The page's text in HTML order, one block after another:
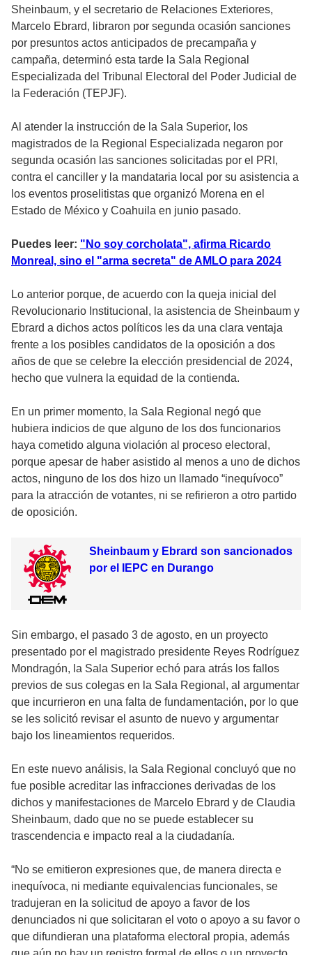
Sheinbaum, y el secretario de Relaciones Exteriores,
Marcelo Ebrard, libraron por segunda ocasión sanciones
por presuntos actos anticipados de precampaña y
campaña, determinó esta tarde la Sala Regional
Especializada del Tribunal Electoral del Poder Judicial de
la Federación (TEPJF).
Al atender la instrucción de la Sala Superior, los
magistrados de la Regional Especializada negaron por
segunda ocasión las sanciones solicitadas por el PRI,
contra el canciller y la mandataria local por su asistencia a
los eventos proselitistas que organizó Morena en el
Estado de México y Coahuila en junio pasado.
Puedes leer: "No soy corcholata", afirma Ricardo
Monreal, sino el "arma secreta" de AMLO para 2024
Lo anterior porque, de acuerdo con la queja inicial del
Revolucionario Institucional, la asistencia de Sheinbaum y
Ebrard a dichos actos políticos les da una clara ventaja
frente a los posibles candidatos de la oposición a dos
años de que se celebre la elección presidencial de 2024,
hecho que vulnera la equidad de la contienda.
En un primer momento, la Sala Regional negó que
hubiera indicios de que alguno de los dos funcionarios
haya cometido alguna violación al proceso electoral,
porque apesar de haber asistido al menos a uno de dichos
actos, ninguno de los dos hizo un llamado “inequívoco”
para la atracción de votantes, ni se refirieron a otro partido
de oposición.
Sheinbaum y Ebrard son sancionados
por el IEPC en Durango
Sin embargo, el pasado 3 de agosto, en un proyecto
presentado por el magistrado presidente Reyes Rodríguez
Mondragón, la Sala Superior echó para atrás los fallos
previos de sus colegas en la Sala Regional, al argumentar
que incurrieron en una falta de fundamentación, por lo que
se les solicitó revisar el asunto de nuevo y argumentar
bajo los lineamientos requeridos.
En este nuevo análisis, la Sala Regional concluyó que no
fue posible acreditar las infracciones derivadas de los
dichos y manifestaciones de Marcelo Ebrard y de Claudia
Sheinbaum, dado que no se puede establecer su
trascendencia e impacto real a la ciudadanía.
“No se emitieron expresiones que, de manera directa e
inequívoca, ni mediante equivalencias funcionales, se
tradujeran en la solicitud de apoyo a favor de los
denunciados ni que solicitaran el voto o apoyo a su favor o
que difundieran una plataforma electoral propia, además